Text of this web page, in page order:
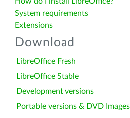
System requirements
Extensions
Download
LibreOffice Fresh
LibreOffice Stable
Development versions
Portable versions & DVD Images